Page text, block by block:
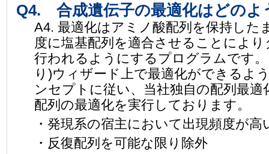
Q4. 合成遺伝子の最適化はどのよ
A4. 最適化はアミノ酸配列を保持した
度に塩基配列を適合させることによ
行われるようにするプログラムです
り)ウィザード上で最適化ができるよ
ンセプトに従い、当社独自の配列最
配列の最適化を実行しております。
・発現系の宿主において出現頻度が
・反復配列を可能な限り除外